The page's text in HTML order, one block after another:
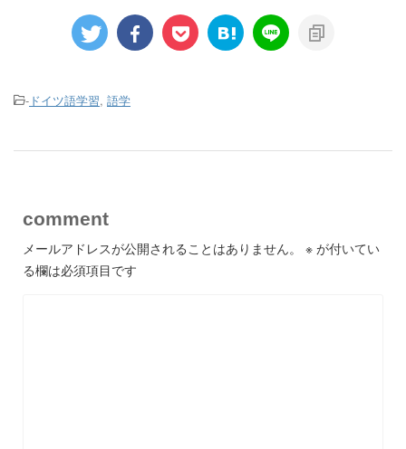
- ドイツ語学習, 語学
comment
メールアドレスが公開されることはありません。 ※ が付いてい
る欄は必須項目です